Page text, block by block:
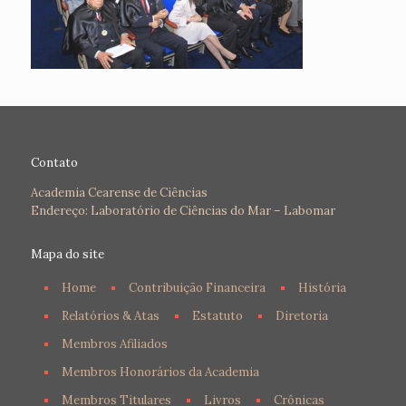
Contato
Academia Cearense de Ciências
Endereço: Laboratório de Ciências do Mar – Labomar
Mapa do site
Home Contribuição Financeira
História
Relatórios & Atas
Estatuto
Diretoria
Membros Afiliados
Membros Honorários da Academia
Membros Titulares
Livros Crônicas